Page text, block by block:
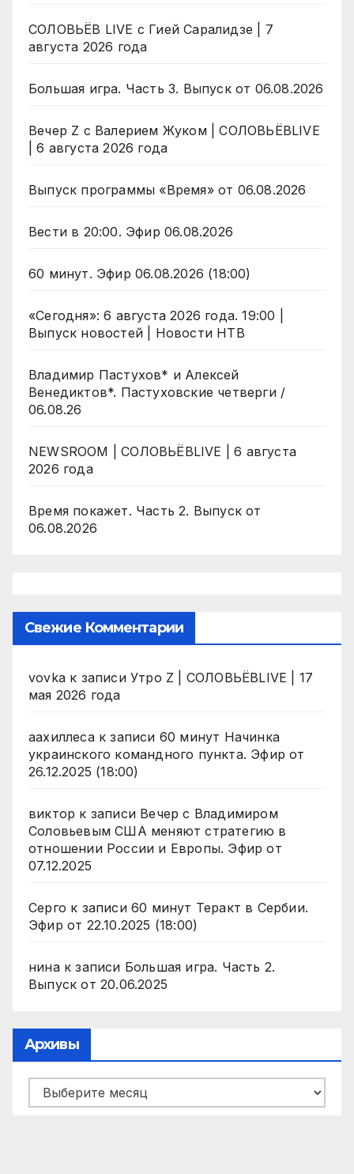
СОЛОВЬЁВ LIVE с Гией Саралидзе | 7
августа 2026 года
Большая игра. Часть 3. Выпуск от 06.08.2026
Вечер Z с Валерием Жуком | СОЛОВЬЁВLIVE
| 6 августа 2026 года
Выпуск программы «Время» от 06.08.2026
Вести в 20:00. Эфир 06.08.2026
60 минут. Эфир 06.08.2026 (18:00)
«Сегодня»: 6 августа 2026 года. 19:00 |
Выпуск новостей | Новости НТВ
Владимир Пастухов* и Алексей
Венедиктов*. Пастуховские четверги /
06.08.26
NEWSROOM | СОЛОВЬЁВLIVE | 6 августа
2026 года
Время покажет. Часть 2. Выпуск от
06.08.2026
Свежие Комментарии
vovka к записи Утро Z | СОЛОВЬЁВLIVE | 17
мая 2026 года
аахиллесак записи 60 минут Начинка
украинского командного пункта. Эфир от
26.12.2025 (18:00)
виктор к записи Вечер с Владимиром
Соловьевым США меняют стратегию в
отношении России и Европы. Эфир от
07.12.2025
Серго к записи 60 минут Теракт в Сербии.
Эфир от 22.10.2025 (18:00)
нинак записи Большая игра. Часть 2.
Выпуск от 20.06.2025
Архивы
Архивы